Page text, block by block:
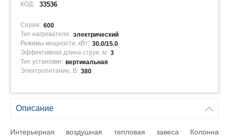
КОД: 33536
Серия: 600
Тип нагревателя: электрический
Режимы мощности, кВт: 30.0/15.0
Эффективная длина струи, м: 3
Тип установки: вертикальная
Электропитание, В: 380
Описание
Интерьерная воздушная тепловая завеса Колонна